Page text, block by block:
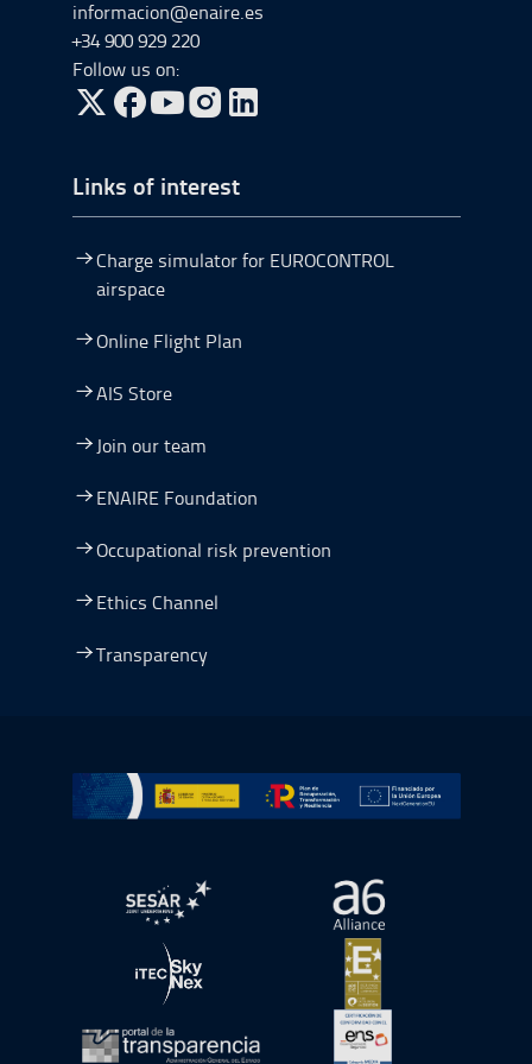
informacion@enaire.es
+34 900 929 220
Follow us on:
Go to Twitter, open in a new window.
Go to Facebook, open in a new window.
Go to YouTube, open in a new window.
Go to Instagram, open in a new window.
Links of interest
Charge simulator for EUROCONTROL
airspace
Online Flight Plan
AIS Store
Join our team
ENAIRE Foundation
Occupational risk prevention
Ethics Channel
Transparency
Go to Plan de Recuperación, Transformación y
Open in a new window.Open in a new
Open in a new window.Open in a new